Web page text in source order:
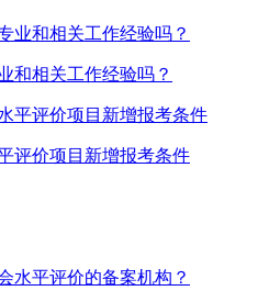
和相关工作经验吗？
评价项目新增报考条件